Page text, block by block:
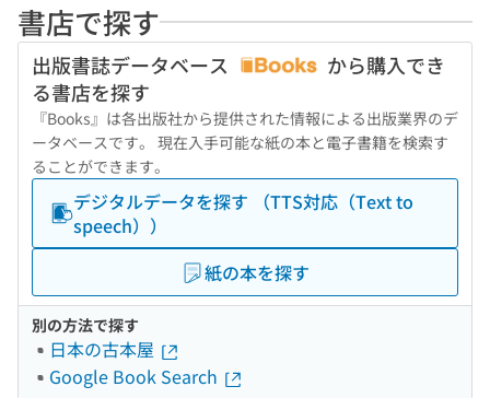
書店で探す
出版書誌データベース
から購入でき
る書店を探す
『Books』は各出版社から提供された情報による出版業界のデ
ータベースです。 現在入手可能な紙の本と電子書籍を検索す
ることができます。
デジタルデータを探す （TTS対応（Text to
speech））
紙の本を探す
別の方法で探す
日本の古本屋
Google Book Search